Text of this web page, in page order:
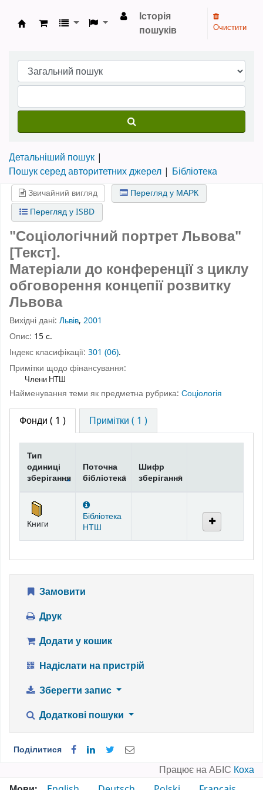
Бібліотека НТШ › Електронний каталог
Історія
пошуків
Очистити
Детальніший пошук
Пошук серед авторитетних джерел
Бібліотека
Звичайний вигляд
Перегляд у МАРК
Перегляд у ISBD
"Соціологічний портрет Львова"
[Текст].
Матеріали до конференції з циклу
обговорення концепії розвитку
Львова
Вихідні дані: Львів, 2001
Опис: 15 с.
Індекс класифікації: 301 (06).
Примітки щодо фінансування:
Члени НТШ
Найменування теми як предметна рубрика: Соціологія
Фонди ( 1 ) Примітки ( 1 )
Фонди
Тип
одиниці
зберігання
Поточна
бібліотека
Шифр
зберігання
Книги
Бібліотека
НТШ
Замовити
Друк
Додати у кошик
Надіслати на пристрій
Зберегти запис
Додаткові пошуки
Поділитися
Працює на АБІС Коха